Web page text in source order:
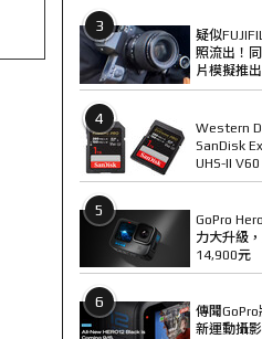
3
疑似
照流出！
片模擬推出
4
Western
SanDisk
UHS-II
5
GoPro
力大升級
14,900元
6
傳聞
新運動攝